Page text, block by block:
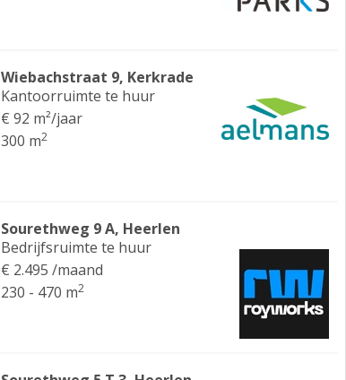
Wiebachstraat 9, Kerkrade
Kantoorruimte te huur
€ 92 m²/jaar
300 m2
Sourethweg 9 A, Heerlen
Bedrijfsruimte te huur
€ 2.495 /maand
230 - 470 m2